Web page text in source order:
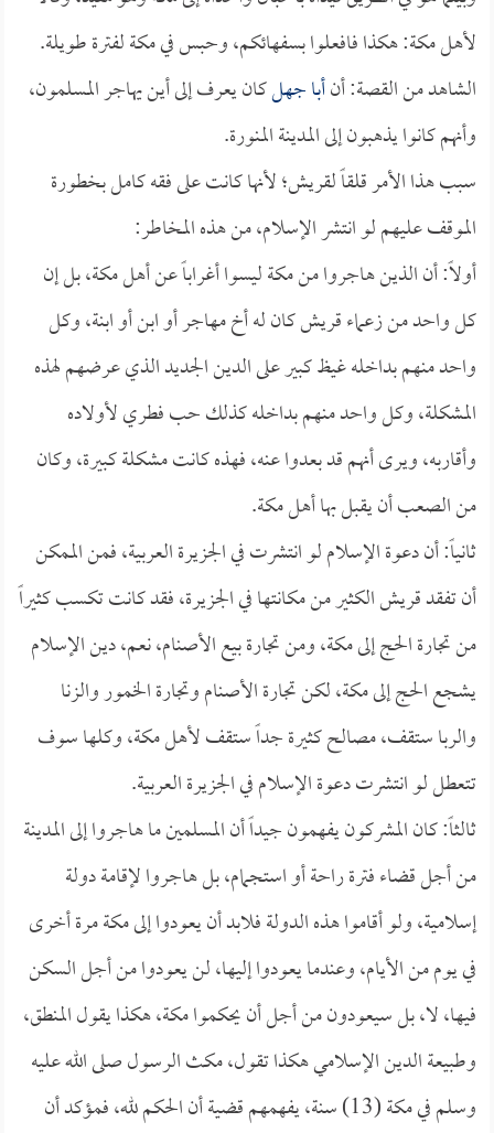
لأهل مكة: هكذا فافعلوا بسفهائكم، وحبس في مكة لفترة طويلة.
الشاهد من القصة: أنأبا جهلكان يعرف إلى أين يهاجر المسلمون،
وأنهم كانوا يذهبون إلى المدينة المنورة.
سبب هذا الأمر قلقاً لقريش؛ لأنها كانت على فقه كامل بخطورة
الموقف عليهم لو انتشر الإسلام، من هذه المخاطر:
أولاً: أن الذين هاجروا من مكة ليسوا أغراباً عن أهل مكة، بل إن
كل واحد من زعماء قريش كان له أخ مهاجر أو ابن أو ابنة، وكل
واحد منهم بداخله غيظ كبير على الدين الجديد الذي عرضهم لهذه
المشكلة، وكل واحد منهم بداخله كذلك حب فطري لأولاده
وأقاربه، ويرى أنهم قد بعدوا عنه، فهذه كانت مشكلة كبيرة، وكان
من الصعب أن يقبل بها أهل مكة.
ثانياً: أن دعوة الإسلام لو انتشرت في الجزيرة العربية، فمن الممكن
أن تفقد قريش الكثير من مكانتها في الجزيرة، فقد كانت تكسب كثيراً
من تجارة الحج إلى مكة، ومن تجارة بيع الأصنام، نعم، دين الإسلام
يشجع الحج إلى مكة، لكن تجارة الأصنام وتجارة الخمور والزنا
والربا ستقف، مصالح كثيرة جداً ستقف لأهل مكة، وكلها سوف
تتعطل لو انتشرت دعوة الإسلام في الجزيرة العربية.
ثالثاً: كان المشركون يفهمون جيداً أن المسلمين ما هاجروا إلى المدينة
من أجل قضاء فترة راحة أو استجمام، بل هاجروا لإقامة دولة
إسلامية، ولو أقاموا هذه الدولة فلابد أن يعودوا إلى مكة مرة أخرى
في يوم من الأيام، وعندما يعودوا إليها، لن يعودوا من أجل السكن
فيها، لا، بل سيعودون من أجل أن يحكموا مكة، هكذا يقول المنطق،
وطبيعة الدين الإسلامي هكذا تقول، مكث الرسول صلى الله عليه
وسلم في مكة (13) سنة، يفهمهم قضية أن الحكم لله، فمؤكد أن